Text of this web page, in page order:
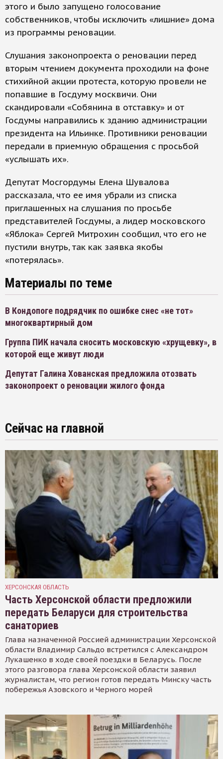
этого и было запущено голосование
собственников, чтобы исключить «лишние» дома
из программы реновации.
Слушания законопроекта о реновации перед
вторым чтением документа проходили на фоне
стихийной акции протеста, которую провели не
попавшие в Госдуму москвичи. Они
скандировали «Собянина в отставку» и от
Госдумы направились к зданию администрации
президента на Ильинке. Противники реновации
передали в приемную обращения с просьбой
«услышать их».
Депутат Мосгордумы Елена Шувалова
рассказала, что ее имя убрали из списка
приглашенных на слушания по просьбе
представителей Госдумы, а лидер московского
«Яблока» Сергей Митрохин сообщил, что его не
пустили внутрь, так как заявка якобы
«потерялась».
Материалы по теме
В Кондопоге подрядчик по ошибке снес «не тот»
многоквартирный дом
Группа ПИК начала сносить московскую «хрущевку», в
которой еще живут люди
Депутат Галина Хованская предложила отозвать
законопроект о реновации жилого фонда
Сейчас на главной
ХЕРСОНСКАЯ ОБЛАСТЬ
Часть Херсонской области предложили
передать Беларуси для строительства
санаториев
Глава назначенной Россией администрации Херсонской
области Владимир Сальдо встретился с Александром
Лукашенко в ходе своей поездки в Беларусь. После
этого разговора глава Херсонской области заявил
журналистам, что регион готов передать Минску часть
побережья Азовского и Черного морей